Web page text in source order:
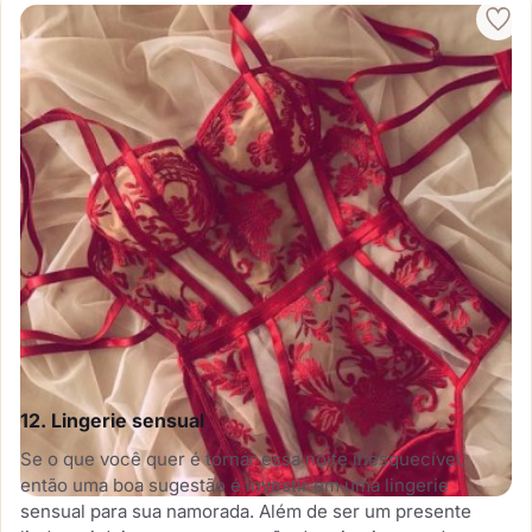
12. Lingerie sensual
Se o que você quer é tornar essa noite inesquecível,
então uma boa sugestão é investir em uma lingerie
sensual para sua namorada. Além de ser um presente